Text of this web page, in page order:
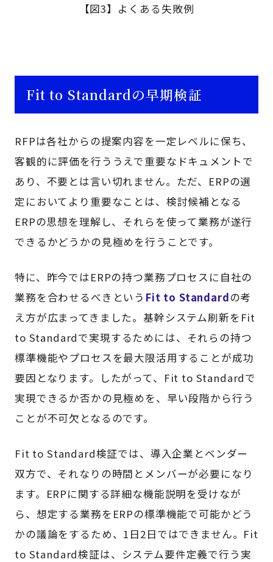
【図3】よくある失敗例
Fit to Standardの早期検証
RFPは各社からの提案内容を一定レベルに保ち、
客観的に評価を行ううえで重要なドキュメントで
あり、不要とは言い切れません。ただ、ERPの選
定においてより重要なことは、検討候補となる
ERPの思想を理解し、それらを使って業務が遂行
できるかどうかの見極めを行うことです。
特に、昨今ではERPの持つ業務プロセスに自社の
業務を合わせるべきという Fit to Standardの考
え方が広まってきました。基幹システム刷新をFit
to Standardで実現するためには、それらの持つ
標準機能やプロセスを最大限活用することが成功
要因となります。したがって、Fit to Standardで
実現できるか否かの見極めを、早い段階から行う
ことが不可欠となるのです。
Fit to Standard検証では、導入企業とベンダー
双方で、それなりの時間とメンバーが必要になり
ます。ERPに関する詳細な機能説明を受けなが
ら、想定する業務をERPの標準機能で可能かどう
かの議論をするため、1日2日ではできません。Fit
to Standard検証は、システム要件定義で行う実